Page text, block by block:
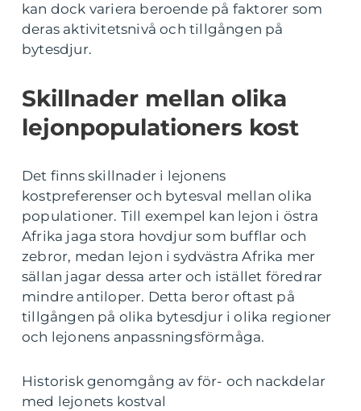
kan dock variera beroende på faktorer som
deras aktivitetsnivå och tillgången på
bytesdjur.
Skillnader mellan olika
lejonpopulationers kost
Det finns skillnader i lejonens
kostpreferenser och bytesval mellan olika
populationer. Till exempel kan lejon i östra
Afrika jaga stora hovdjur som bufflar och
zebror, medan lejon i sydvästra Afrika mer
sällan jagar dessa arter och istället föredrar
mindre antiloper. Detta beror oftast på
tillgången på olika bytesdjur i olika regioner
och lejonens anpassningsförmåga.
Historisk genomgång av för- och nackdelar
med lejonets kostval